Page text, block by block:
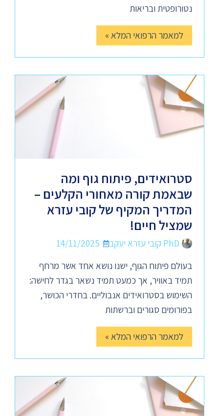
נטורופטית ובריאות
למאמר הרפואי המלא »
סטרואידים, פיתוח גוף ומה
שבאמת קורה מאחורי הקלעים –
המדריך המקיף של קובי עזרא
שמציל חיים!
PhD קובי עזרא יעקב
14/11/2025
בעולם פיתוח הגוף, ישנו נושא אחד אשר מרחף
תמיד באוויר, אך כמעט תמיד נשאר בגדר לחישה:
השימוש בסטרואידים אנבוליים. בחדרי הכושר,
בפורומים סגורים וברשתות
למאמר הרפואי המלא »